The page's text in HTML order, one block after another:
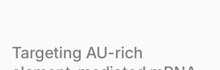
Targeting AU-rich